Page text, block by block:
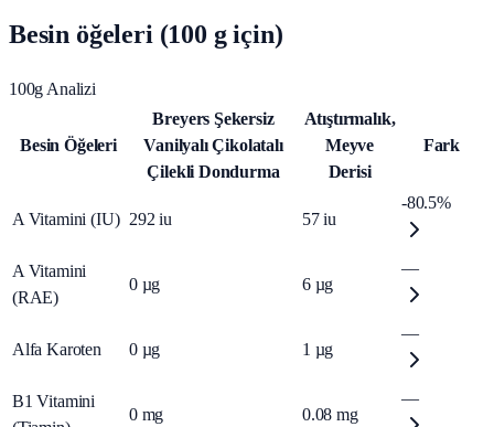
Besin öğeleri (100 g için)
100g Analizi
Besin Öğeleri
Breyers Şekersiz
Vanilyalı Çikolatalı
Çilekli Dondurma
Atıştırmalık,
Meyve
Derisi
Fark
A Vitamini (IU) 292 iu 57 iu
-80.5%
A Vitamini
(RAE)
0 µg 6 µg
—
Alfa Karoten 0 µg 1 µg
—
B1 Vitamini
0 mg 0.08 mg
—